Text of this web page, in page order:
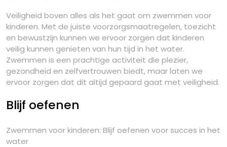
Veiligheid boven alles als het gaat om zwemmen voor
kinderen. Met de juiste voorzorgsmaatregelen, toezicht
en bewustzijn kunnen we ervoor zorgen dat kinderen
veilig kunnen genieten van hun tijd in het water.
Zwemmen is een prachtige activiteit die plezier,
gezondheid en zelfvertrouwen biedt, maar laten we
ervoor zorgen dat dit altijd gepaard gaat met veiligheid.
Blijf oefenen
Zwemmen voor kinderen: Blijf oefenen voor succes in het
water